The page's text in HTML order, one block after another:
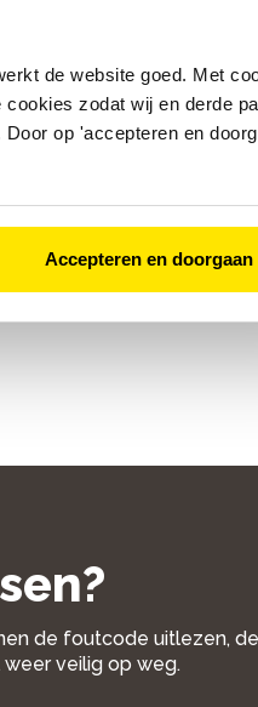
de website goed. Met
zodat wij en derde
op 'accepteren en
Accepteren en doorgaan
af van de oorzaak.
de foutcode uitlezen,
veilig op weg.